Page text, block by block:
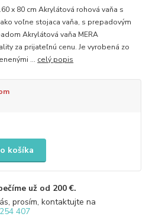
x 80 cm Akrylátová rohová vaňa s
voľne stojaca vaňa, s prepadovým
Akrylátová vaňa MERA
za prijateľnú cenu. Je vyrobená zo
... celý popis
košíka
už od 200 €.
prosím, kontaktujte na
407